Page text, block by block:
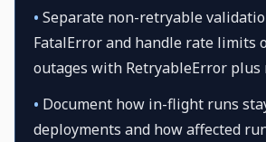
• Separate non-retryable
FatalError and handle rate limits
outages with RetryableError plus
• Document how in-flight runs
deployments and how affected